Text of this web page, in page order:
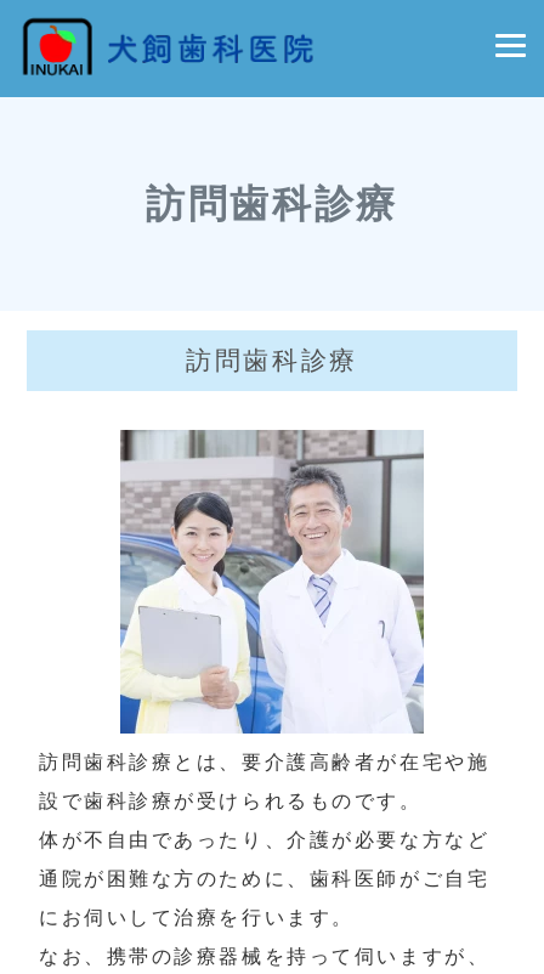
訪問歯科診療
訪問歯科診療
訪問歯科診療とは、要介護高齢者が在宅や施
設で歯科診療が受けられるものです。
体が不自由であったり、介護が必要な方など
通院が困難な方のために、歯科医師がご自宅
にお伺いして治療を行います。
なお、携帯の診療器械を持って伺いますが、